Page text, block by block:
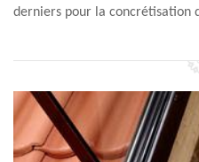
derniers pour la concrétisation